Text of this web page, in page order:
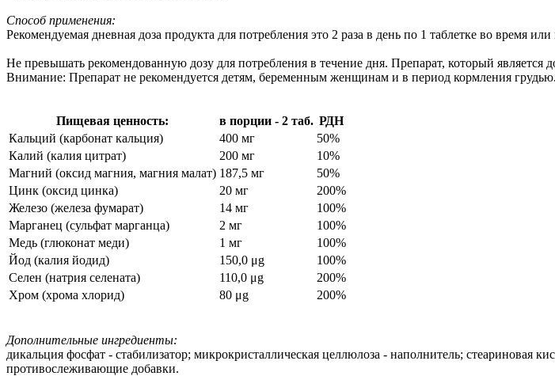
Способ применения:
Рекомендуемая дневная доза продукта для потребления это 2 раза в день по 1 таблетке во время
Не превышать рекомендованную дозу для потребления в течение дня. Препарат, который
Внимание: Препарат не рекомендуется детям, беременным женщинам и в период кормления
Пищевая ценность: в порции - 2 таб. РДН
Кальций (карбонат кальция)
400 мг
50%
Калий (калия цитрат)
200 мг
10%
Магний (оксид магния, магния малат) 187,5 мг
50%
Цинк (оксид цинка)
20 мг
200%
Железо (железа фумарат)
14 мг
100%
Марганец (сульфат марганца)
2 мг
100%
Медь (глюконат меди)
1 мг
100%
Йод (калия йодид)
150,0 μg
100%
Селен (натрия селената)
110,0 μg
200%
Хром (хрома хлорид)
80 μg 200%
Дополнительные ингредиенты:
дикальция фосфат - стабилизатор; микрокристаллическая целлюлоза - наполнитель; стеариновая
противослеживающие добавки.